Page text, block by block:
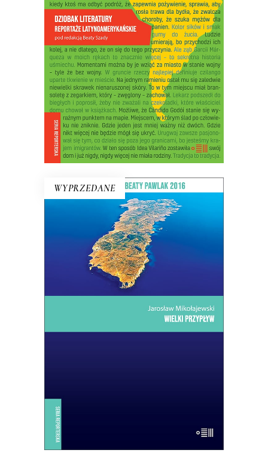
E-BOOK DO KOSZYKA
Opowiadać o banale w niebanalny
sposób – oto wyzwanie dla reportażu
latynoamerykańskiego. Dostrzegać
niezwykłość w tym, co zwykłe – oto
jego cel.
45.00zł 22.50zł
WYPRZEDANE
WIELKI PRZYPŁYW
Mikołajewski z czułością i delikatnością
kreśli reporterski portret wyspy –
przedsionka Ziemi Obiecanej
uchodźców. Lampedusa jest kroplą: